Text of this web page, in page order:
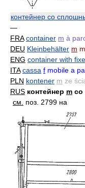
контейнер со
—
FRA container m à
DEU Kleinbehälter m
ENG container with
ITA cassa f mobile a
PLN kontener m ze
RUS контейнер m со
см.
поз. 2799 на